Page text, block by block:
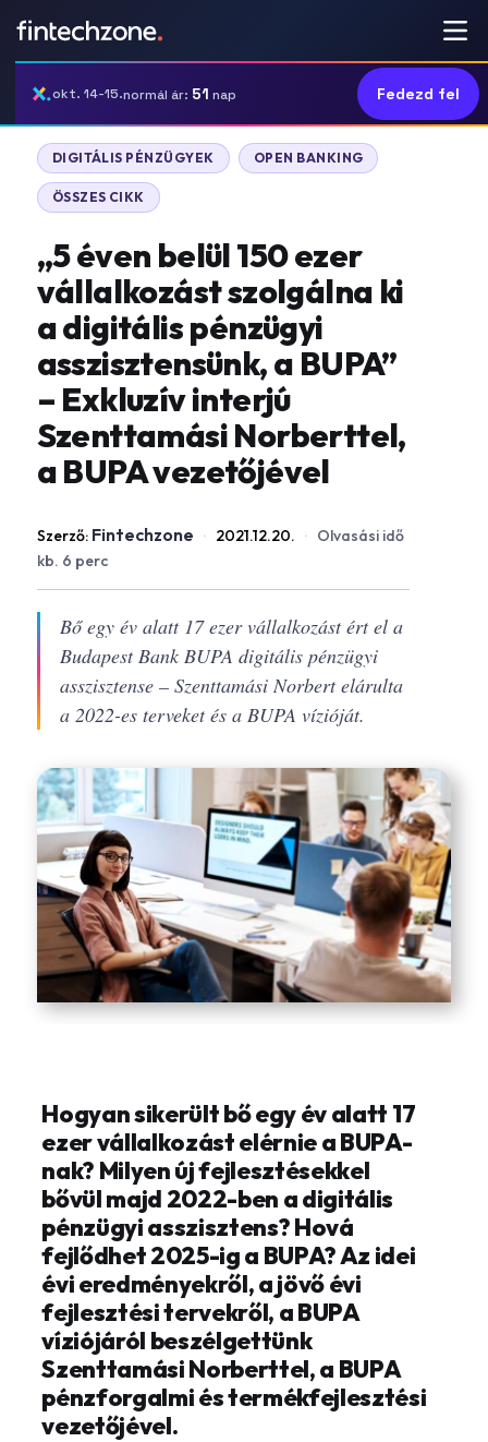
okt. 14-15.normál ár: 51 nap Fedezd fel
DIGITÁLIS PÉNZÜGYEK OPEN BANKING
ÖSSZES CIKK
„5 éven belül 150 ezer
vállalkozást szolgálna ki
a digitális pénzügyi
asszisztensünk, a BUPA”
– Exkluzív interjú
Szenttamási Norberttel,
a BUPA vezetőjével
Szerző: Fintechzone · 2021.12.20. · Olvasási idő
kb. 6 perc
Bő egy év alatt 17 ezer vállalkozást ért el a
Budapest Bank BUPA digitális pénzügyi
asszisztense – Szenttamási Norbert elárulta
a 2022-es terveket és a BUPA vízióját.
Hogyan sikerült bő egy év alatt 17
ezer vállalkozást elérnie a BUPA-
nak? Milyen új fejlesztésekkel
bővül majd 2022-ben a digitális
pénzügyi asszisztens? Hová
fejlődhet 2025-ig a BUPA? Az idei
évi eredményekről, a jövő évi
fejlesztési tervekről, a BUPA
víziójáról beszélgettünk
Szenttamási Norberttel, a BUPA
pénzforgalmi és termékfejlesztési
vezetőjével.